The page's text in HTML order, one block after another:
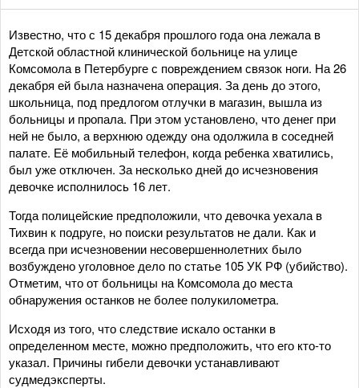
Известно, что с 15 декабря прошлого года она лежала в
Детской областной клинической больнице на улице
Комсомола в Петербурге с повреждением связок ноги. На 26
декабря ей была назначена операция. За день до этого,
школьница, под предлогом отлучки в магазин, вышла из
больницы и пропала. При этом установлено, что денег при
ней не было, а верхнюю одежду она одолжила в соседней
палате. Её мобильный телефон, когда ребенка хватились,
был уже отключен. За несколько дней до исчезновения
девочке исполнилось 16 лет.
Тогда полицейские предположили, что девочка уехала в
Тихвин к подруге, но поиски результатов не дали. Как и
всегда при исчезновении несовершеннолетних было
возбуждено уголовное дело по статье 105 УК РФ (убийство).
Отметим, что от больницы на Комсомола до места
обнаружения останков не более полукилометра.
Исходя из того, что следствие искало останки в
определенном месте, можно предположить, что его кто-то
указал. Причины гибели девочки устанавливают
судмедэксперты.